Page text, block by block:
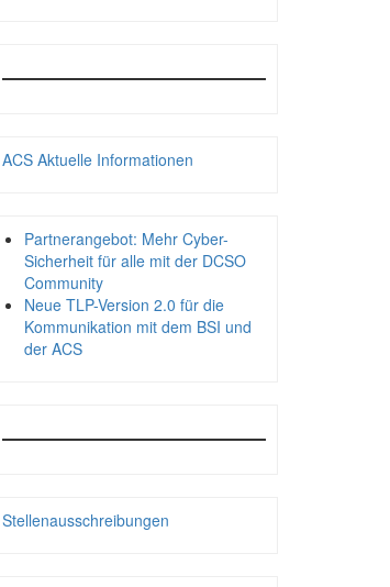
ACS Aktuelle Informationen
Partnerangebot: Mehr Cyber-
Sicherheit für alle mit der DCSO
Community
Neue TLP-Version 2.0 für die
Kommunikation mit dem BSI und
der ACS
Stellenausschreibungen